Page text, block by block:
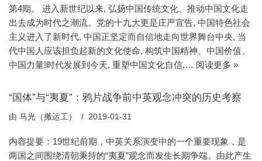
第4期。 进入新世纪以来, 弘扬中国传统文化、推动中国文化走
出去成为时代之潮流。党的十九大更是庄严宣告, 中国特色社会
主义进入了新时代, 中国正坚定而自信地走向世界舞台中央, 当
代中国人应该担负起新的文化使命, 构筑中国精神、中国价值、
中国力量!时代发展到今天, 重塑中国文化自信,… 阅读更多 »
“国体”与“夷夏”：鸦片战争前中英观念冲突的历史考察
由 马光（搬运工） 2019-01-31
内容提要：19世纪前期，中英关系演变中的一个重要现象，是
两国之间围绕清朝秉持的“夷夏”观念而发生长期争端。由此产生